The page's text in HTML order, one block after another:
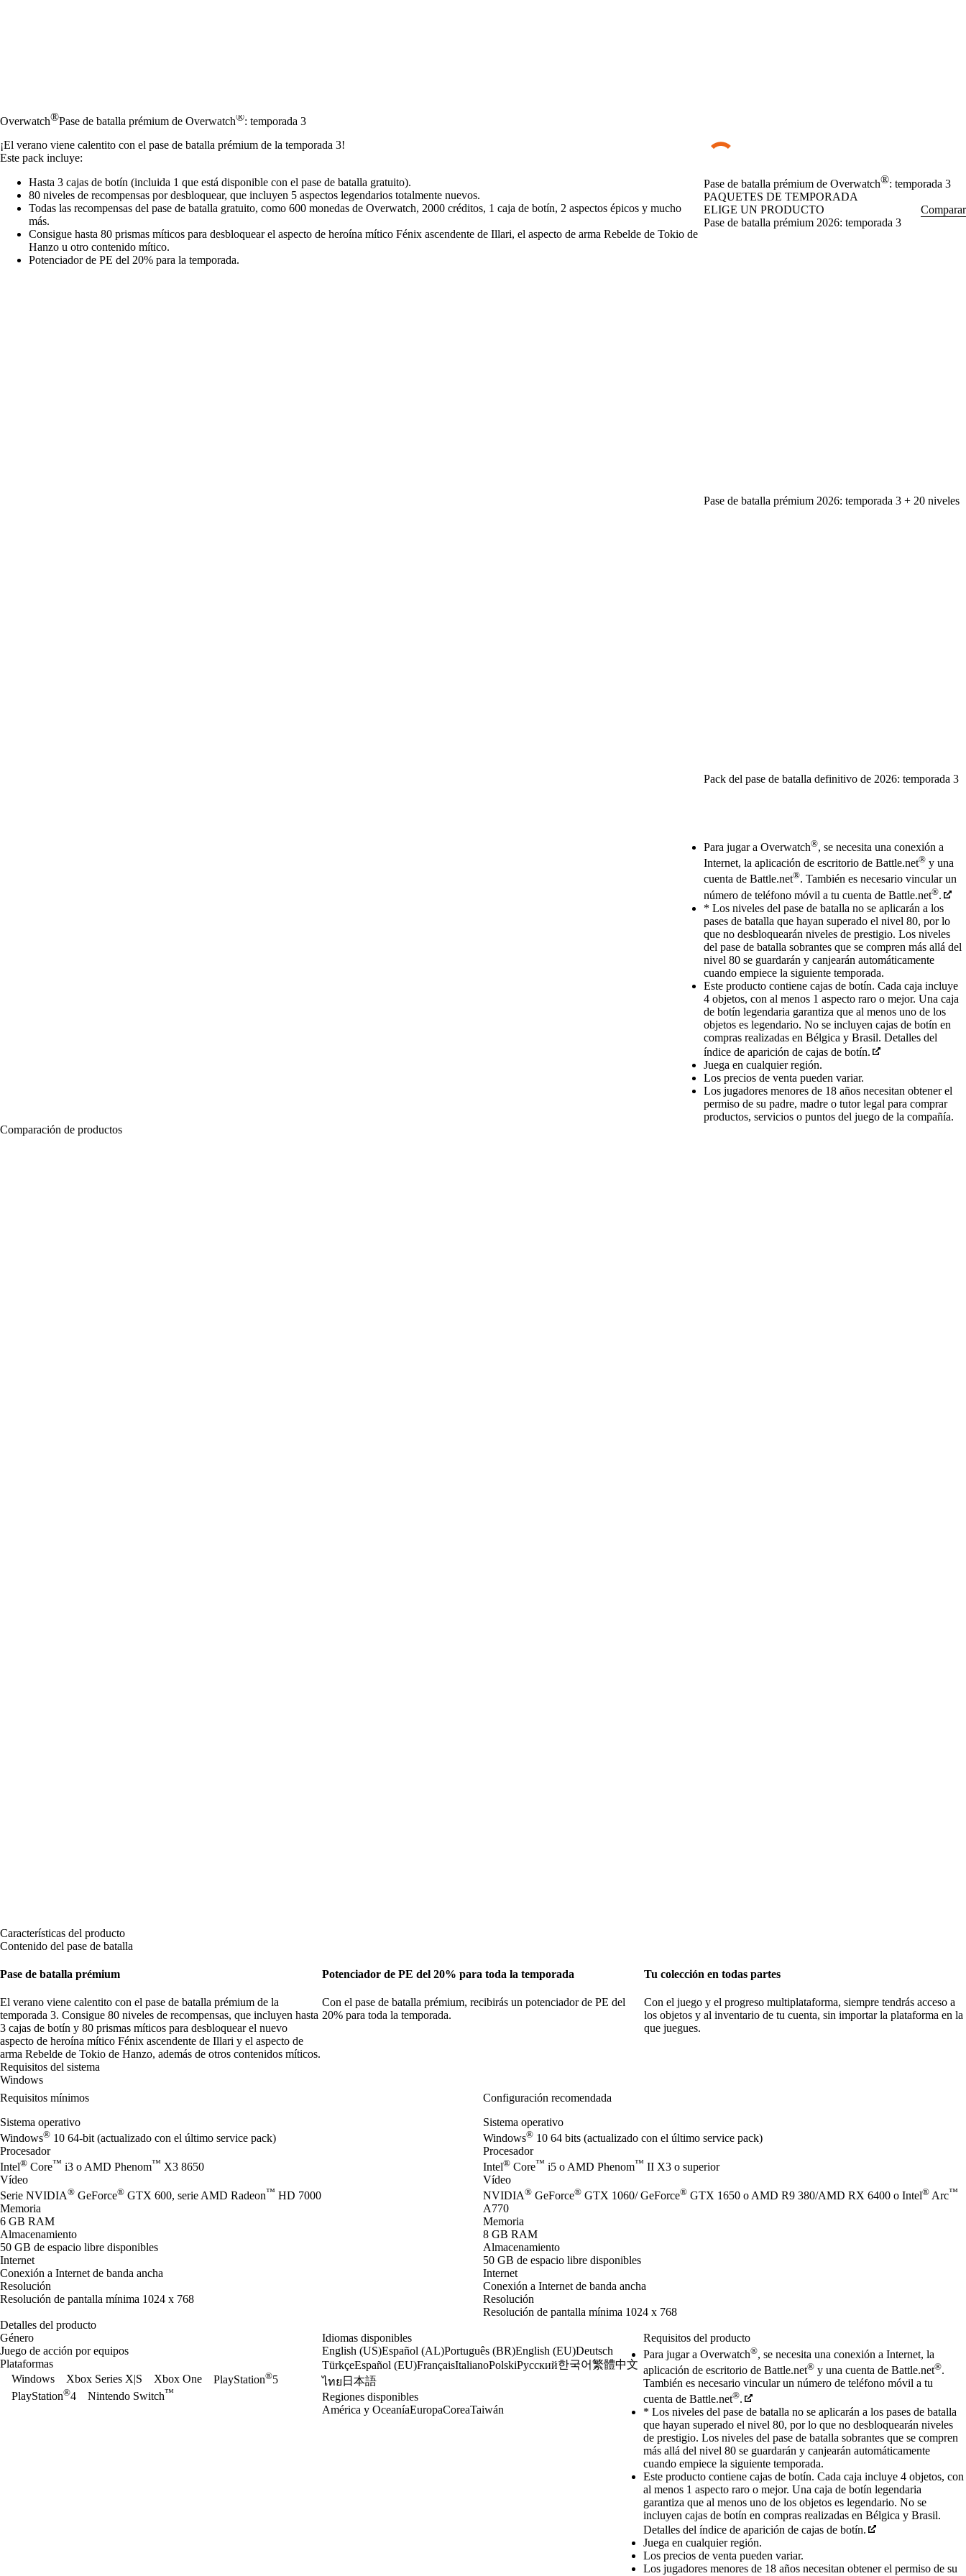
Overwatch®Pase de batalla prémium de Overwatch®: temporada 3
Pase de batalla prémium de Overwatch®: temporada 3
PAQUETES DE TEMPORADA
ELIGE UN PRODUCTO
Comparar
Pase de batalla prémium 2026: temporada 3
Pase de batalla prémium 2026: temporada 3 + 20 niveles
Pack del pase de batalla definitivo de 2026: temporada 3
Available actions
Para jugar a Overwatch®, se necesita una conexión a
Internet, la aplicación de escritorio de Battle.net® y una
cuenta de Battle.net®. También es necesario vincular un
número de teléfono móvil a tu cuenta de Battle.net®.
* Los niveles del pase de batalla no se aplicarán a los
pases de batalla que hayan superado el nivel 80, por lo
que no desbloquearán niveles de prestigio. Los niveles
del pase de batalla sobrantes que se compren más allá del
nivel 80 se guardarán y canjearán automáticamente
cuando empiece la siguiente temporada.
Este producto contiene cajas de botín. Cada caja incluye
4 objetos, con al menos 1 aspecto raro o mejor. Una caja
de botín legendaria garantiza que al menos uno de los
objetos es legendario. No se incluyen cajas de botín en
compras realizadas en Bélgica y Brasil. Detalles del
índice de aparición de cajas de botín.
Juega en cualquier región.
Los precios de venta pueden variar.
Los jugadores menores de 18 años necesitan obtener el
permiso de su padre, madre o tutor legal para comprar
productos, servicios o puntos del juego de la compañía.
¡El verano viene calentito con el pase de batalla prémium de la temporada 3!
Este pack incluye:
Hasta 3 cajas de botín (incluida 1 que está disponible con el pase de batalla gratuito).
80 niveles de recompensas por desbloquear, que incluyen 5 aspectos legendarios totalmente nuevos.
Todas las recompensas del pase de batalla gratuito, como 600 monedas de Overwatch, 2000 créditos, 1 caja de botín, 2 aspectos épicos y mucho
más.
Consigue hasta 80 prismas míticos para desbloquear el aspecto de heroína mítico Fénix ascendente de Illari, el aspecto de arma Rebelde de Tokio de
Hanzo u otro contenido mítico.
Potenciador de PE del 20% para la temporada.
Comparación de productos
Características del producto
Contenido del pase de batalla
Pase de batalla prémium
El verano viene calentito con el pase de batalla prémium de la
temporada 3. Consigue 80 niveles de recompensas, que incluyen hasta
3 cajas de botín y 80 prismas míticos para desbloquear el nuevo
aspecto de heroína mítico Fénix ascendente de Illari y el aspecto de
arma Rebelde de Tokio de Hanzo, además de otros contenidos míticos.
Potenciador de PE del 20% para toda la temporada
Con el pase de batalla prémium, recibirás un potenciador de PE del
20% para toda la temporada.
Tu colección en todas partes
Con el juego y el progreso multiplataforma, siempre tendrás acceso a
los objetos y al inventario de tu cuenta, sin importar la plataforma en la
que juegues.
Requisitos del sistema
Windows
Requisitos mínimos
Sistema operativo
Windows® 10 64-bit (actualizado con el último service pack)
Procesador
Intel® Core™ i3 o AMD Phenom™ X3 8650
Vídeo
Serie NVIDIA® GeForce® GTX 600, serie AMD Radeon™ HD 7000
Memoria
6 GB RAM
Almacenamiento
50 GB de espacio libre disponibles
Internet
Conexión a Internet de banda ancha
Resolución
Resolución de pantalla mínima 1024 x 768
Configuración recomendada
Sistema operativo
Windows® 10 64 bits (actualizado con el último service pack)
Procesador
Intel® Core™ i5 o AMD Phenom™ II X3 o superior
Vídeo
NVIDIA® GeForce® GTX 1060/ GeForce® GTX 1650 o AMD R9 380/AMD RX 6400 o Intel® Arc™
A770
Memoria
8 GB RAM
Almacenamiento
50 GB de espacio libre disponibles
Internet
Conexión a Internet de banda ancha
Resolución
Resolución de pantalla mínima 1024 x 768
Detalles del producto
Género
Juego de acción por equipos
Plataformas
Windows
Xbox Series X|S Xbox One PlayStation®5
PlayStation®4 Nintendo Switch™
Idiomas disponibles
English (US)Español (AL)Português (BR)English (EU)Deutsch
TürkçeEspañol (EU)FrançaisItalianoPolskiРусский한국어繁體中文
ไทย 日本語
Regiones disponibles
América y OceaníaEuropaCoreaTaiwán
Requisitos del producto
Para jugar a Overwatch®, se necesita una conexión a Internet, la
aplicación de escritorio de Battle.net® y una cuenta de Battle.net®.
También es necesario vincular un número de teléfono móvil a tu
cuenta de Battle.net®.
* Los niveles del pase de batalla no se aplicarán a los pases de batalla
que hayan superado el nivel 80, por lo que no desbloquearán niveles
de prestigio. Los niveles del pase de batalla sobrantes que se compren
más allá del nivel 80 se guardarán y canjearán automáticamente
cuando empiece la siguiente temporada.
Este producto contiene cajas de botín. Cada caja incluye 4 objetos, con
al menos 1 aspecto raro o mejor. Una caja de botín legendaria
garantiza que al menos uno de los objetos es legendario. No se
incluyen cajas de botín en compras realizadas en Bélgica y Brasil.
Detalles del índice de aparición de cajas de botín.
Juega en cualquier región.
Los precios de venta pueden variar.
Los jugadores menores de 18 años necesitan obtener el permiso de su